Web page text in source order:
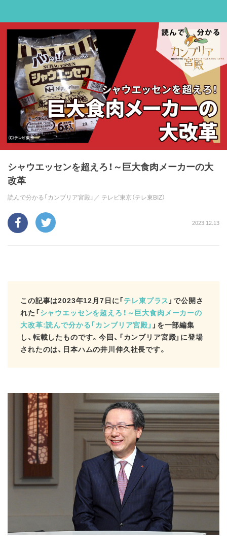
シャウエッセンを超えろ！～巨大食肉メーカーの大
改革
読んで分かる「カンブリア宮殿」／ テレビ東京（テレ東BIZ）
2023.12.13
この記事は2023年12月7日に「テレ東プラス 」で公開さ
れた「シャウエッセンを超えろ！～巨大食肉メーカーの
大改革:読んで分かる「カンブリア宮殿」 」を一部編集
し、転載したものです。今回、「カンブリア宮殿」に登場
されたのは、日本ハムの井川伸久社長です。